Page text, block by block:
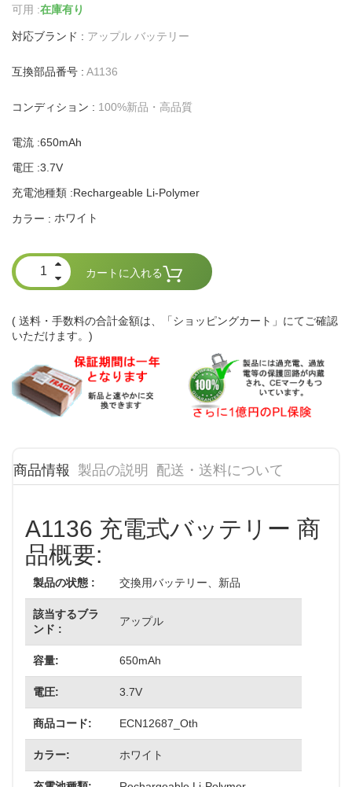
可用 :在庫有り
対応ブランド : アップル バッテリー
互換部品番号 : A1136
コンディション : 100%新品・高品質
電流 :650mAh
電圧 :3.7V
充電池種類 :Rechargeable Li-Polymer
カラー : ホワイト
カートに入れる
( 送料・手数料の合計金額は、「ショッピングカート」にてご確認
いただけます。)
商品情報 製品の説明 配送・送料について
A1136 充電式バッテリー 商
品概要:
製品の状態 : 交換用バッテリー、新品
該当するブラ
ンド :
アップル
容量: 650mAh
電圧: 3.7V
商品コード: ECN12687_Oth
カラー: ホワイト